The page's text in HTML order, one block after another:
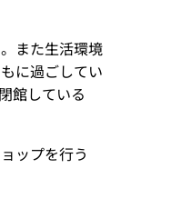
また生活環境
に過ごしてい
館している
ップを行う